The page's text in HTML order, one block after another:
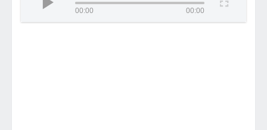
00:00 00:00